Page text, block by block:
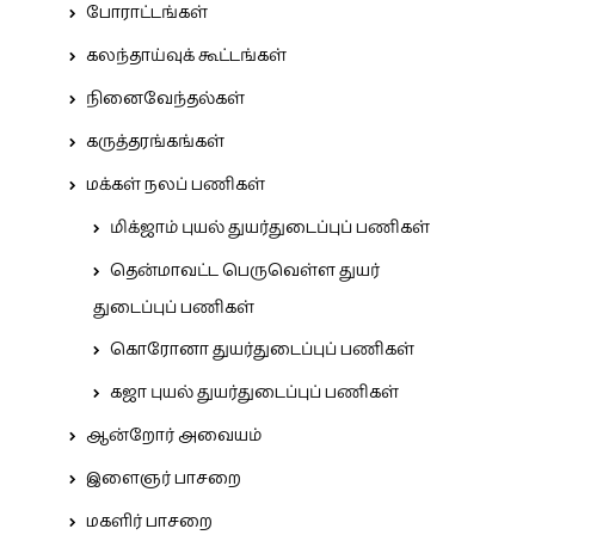
போராட்டங்கள்
கலந்தாய்வுக் கூட்டங்கள்
நினைவேந்தல்கள்
கருத்தரங்கங்கள்
மக்கள் நலப் பணிகள்
மிக்ஜாம் புயல் துயர்துடைப்புப் பணிகள்
தென்மாவட்ட பெருவெள்ள துயர்
துடைப்புப் பணிகள்
கொரோனா துயர்துடைப்புப் பணிகள்
கஜா புயல் துயர்துடைப்புப் பணிகள்
ஆன்றோர் அவையம்
இளைஞர் பாசறை
மகளிர் பாசறை